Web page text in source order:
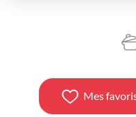
Mes